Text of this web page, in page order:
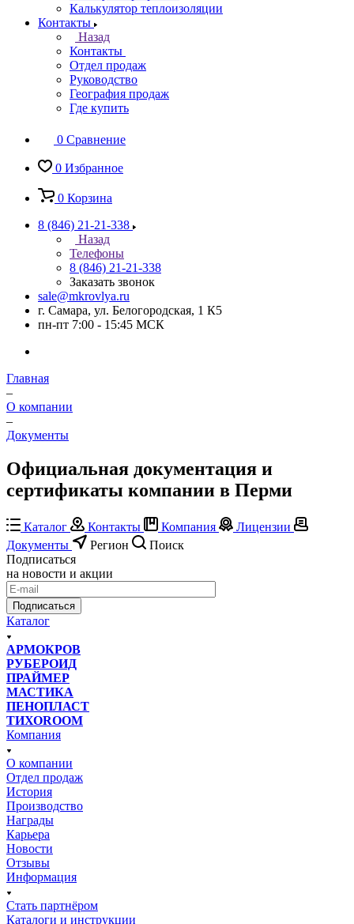
Калькулятор теплоизоляции
Контакты
Назад
Контакты
Отдел продаж
Руководство
География продаж
Где купить
0 Сравнение
0 Избранное
0 Корзина
8 (846) 21-21-338
Назад
Телефоны
8 (846) 21-21-338
Заказать звонок
sale@mkrovlya.ru
г. Самара, ул. Белогородская, 1 К5
пн-пт 7:00 - 15:45 МСК
Главная
–
О компании
–
Документы
Официальная документация и
сертификаты компании в Перми
Каталог Контакты Компания
Лицензии
Документы
Регион
Поиск
Подписаться
на новости и акции
Подписаться
Каталог
АРМОКРОВ
РУБЕРОИД
ПРАЙМЕР
МАСТИКА
ПЕНОПЛАСТ
ТИХОROOM
Компания
О компании
Отдел продаж
История
Производство
Награды
Карьера
Новости
Отзывы
Информация
Стать партнёром
Каталоги и инструкции